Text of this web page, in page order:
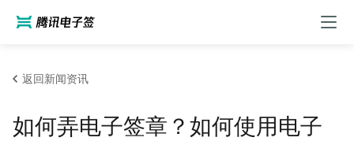
返回新闻资讯
如何弄电子签章？如何使用电子